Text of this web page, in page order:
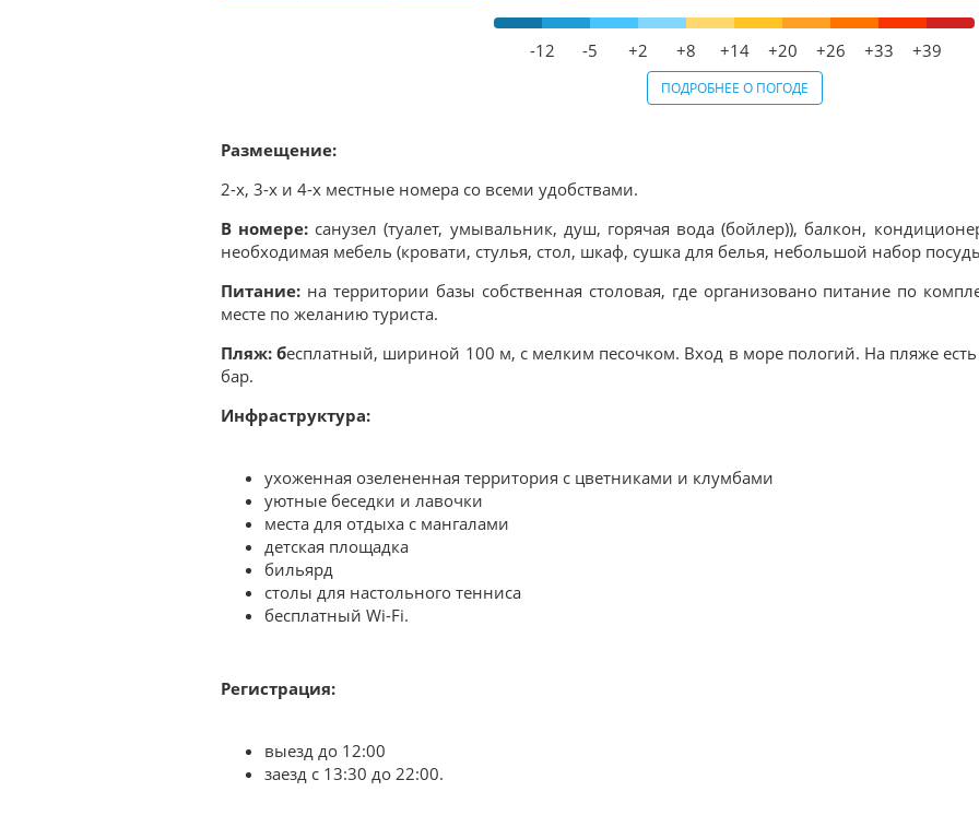
-12 -5 +2 +8 +14 +20 +26 +33 +39
ПОДРОБНЕЕ О ПОГОДЕ
Размещение:
2-х, 3-х и 4-х местные номера со всеми удобствами.
В номере: санузел (туалет, умывальник, душ, горячая вода (бойлер)), балкон,
необходимая мебель (кровати, стулья, стол, шкаф, сушка для белья, небольшой набор
Питание: на территории базы собственная столовая, где организовано питание по
месте по желанию туриста.
Пляж: бесплатный, шириной 100 м, с мелким песочком. Вход в море пологий. На пляже
бар.
Инфраструктура:
ухоженная озелененная территория с цветниками и клумбами
уютные беседки и лавочки
места для отдыха с мангалами
детская площадка
бильярд
столы для настольного тенниса
бесплатный Wi-Fi.
Регистрация:
выезд до 12:00
заезд с 13:30 до 22:00.